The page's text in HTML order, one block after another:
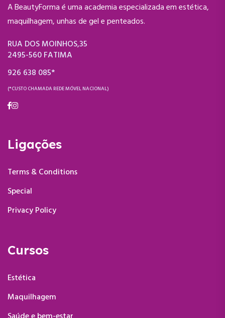
A BeautyForma é uma academia especializada em estética,
maquilhagem, unhas de gel e penteados.
RUA DOS MOINHOS,35
2495-560 FATIMA
926 638 085*
(*CUSTO CHAMADA REDE MÓVEL NACIONAL)
Ligações
Terms & Conditions
Special
Privacy Policy
Cursos
Estética
Maquilhagem